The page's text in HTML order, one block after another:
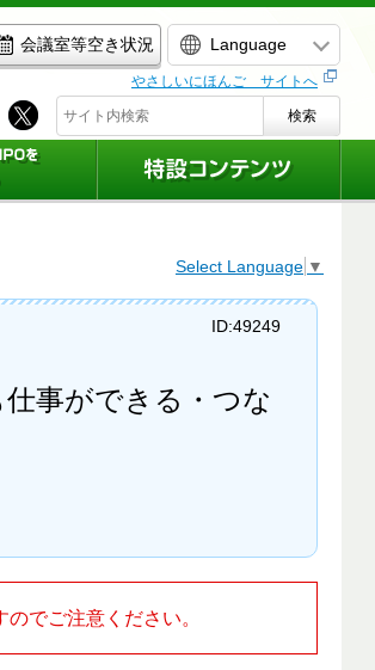
会議室等空き状況 Language
やさしいにほんご サイトへ
検索
Select Language ▼
事ができる・つな
ID:49249
でご注意ください。